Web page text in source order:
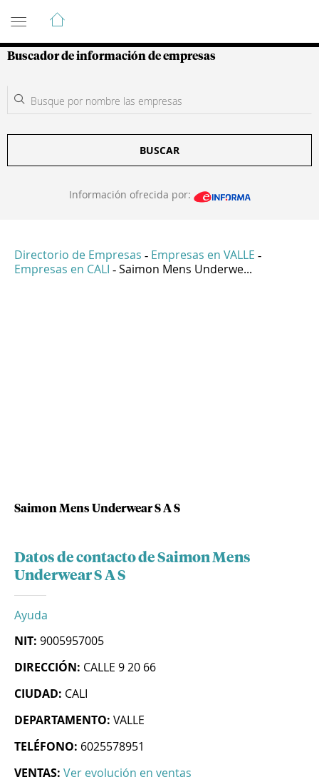
Guía de Empresas Colombianas
Buscador de información de empresas
BUSCAR
Información ofrecida por:
Directorio de Empresas - Empresas en VALLE -
Empresas en CALI - Saimon Mens Underwe...
Saimon Mens Underwear S A S
Datos de contacto de Saimon Mens
Underwear S A S
Ayuda
NIT: 9005957005
DIRECCIÓN: CALLE 9 20 66
CIUDAD: CALI
DEPARTAMENTO: VALLE
TELÉFONO: 6025578951
VENTAS: Ver evolución en ventas